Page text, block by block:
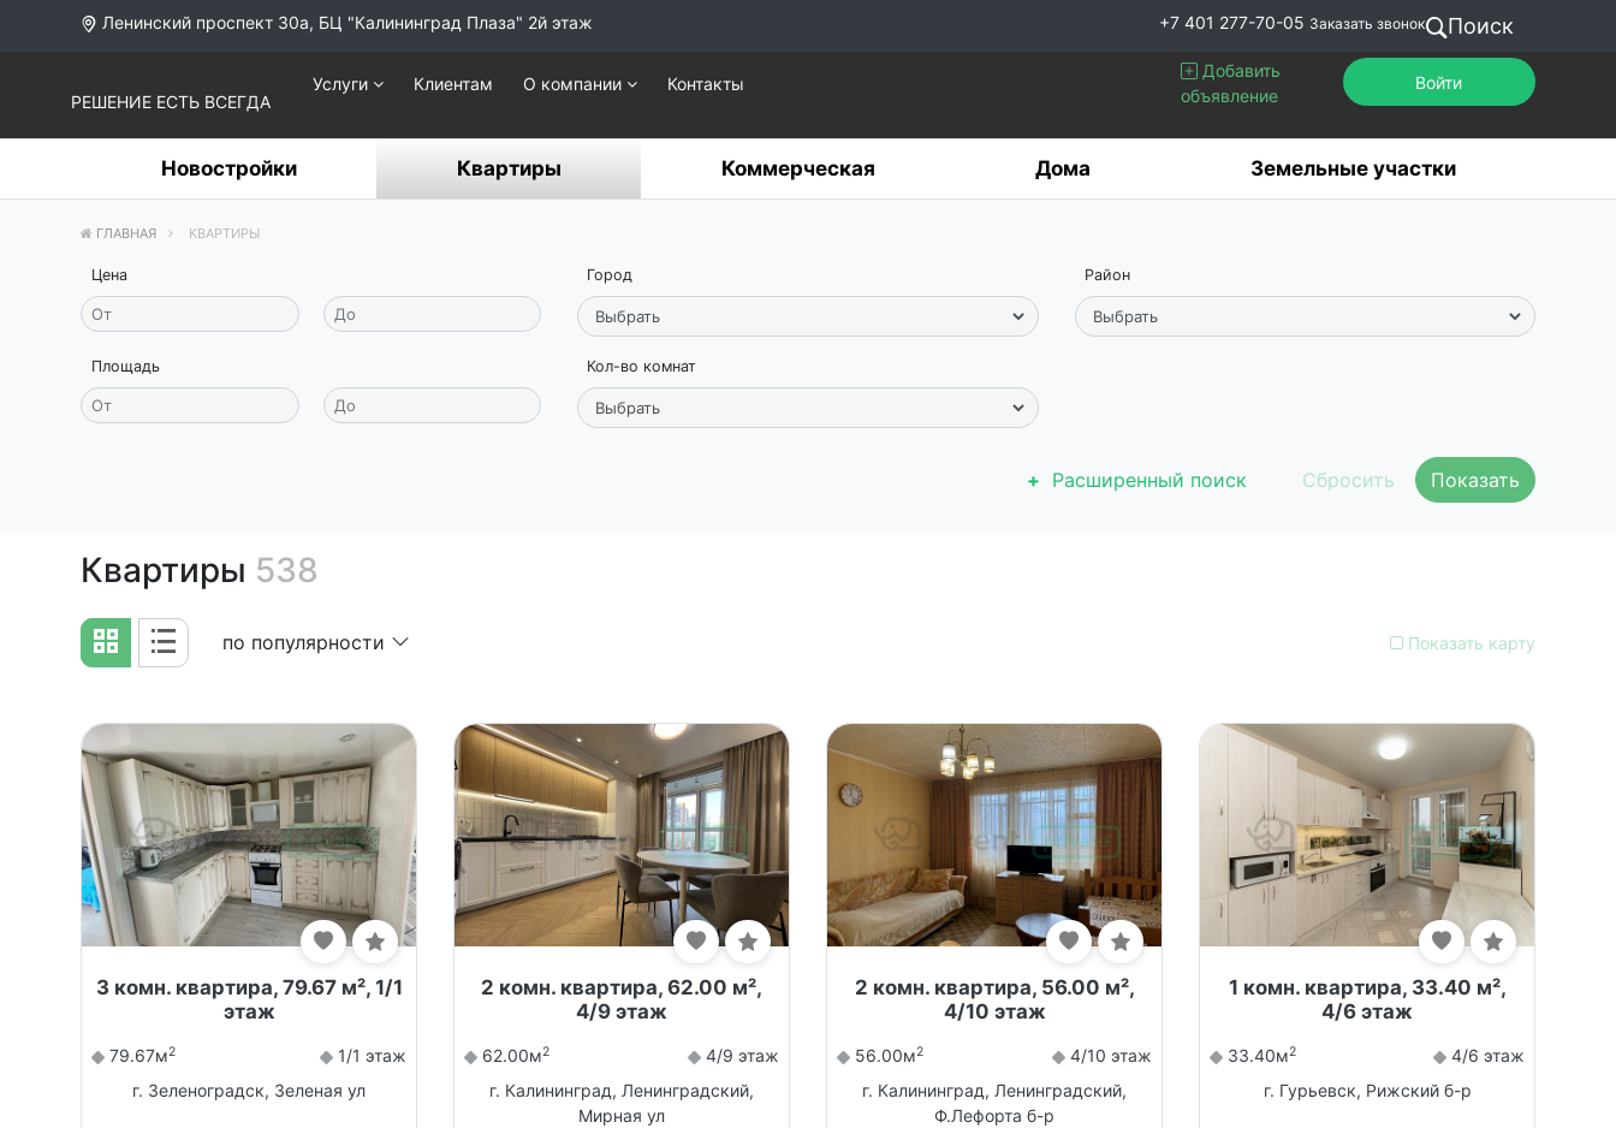
Ленинский проспект 30а, БЦ "Калининград Плаза" 2й этаж +7 401 277-70-05 Заказать звонок Поиск
РЕШЕНИЕ ЕСТЬ ВСЕГДА
Услуги Клиентам О компании Контакты
Добавить
объявление
Войти
Новостройки Квартиры Коммерческая Дома Земельные участки
ГЛАВНАЯ КВАРТИРЫ
Цена Город Район
Площадь Кол-во комнат
Расширенный поиск Показать
Квартиры 538
по популярности Показать карту
3 комн. квартира, 79.67 м², 1/1
этаж
79.67м2
1/1 этаж
г. Зеленоградск, Зеленая ул
2 комн. квартира, 62.00 м²,
4/9 этаж
62.00м2
4/9 этаж
г. Калининград, Ленинградский,
Мирная ул
2 комн. квартира, 56.00 м²,
4/10 этаж
56.00м2
4/10 этаж
г. Калининград, Ленинградский,
Ф.Лефорта б-р
1 комн. квартира, 33.40 м²,
4/6 этаж
33.40м2
4/6 этаж
г. Гурьевск, Рижский б-р